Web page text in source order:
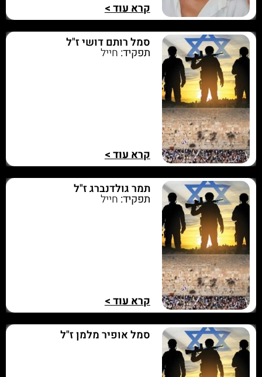
קרא עוד >
סמל רותם דושי ז"ל
תפקיד: חייל
קרא עוד >
תמר גולדנברג ז"ל
תפקיד: חייל
קרא עוד >
סמל אופיר מלמן ז"ל